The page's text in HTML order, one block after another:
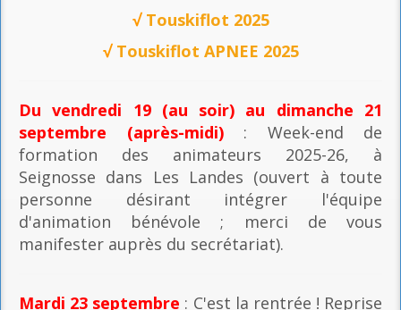
√ Touskiflot 2025
√ Touskiflot APNEE 2025
Du vendredi 19 (au soir) au dimanche 21
septembre (après-midi): Week-end de
formation des animateurs 2025-26, à
Seignosse dans Les Landes (ouvert à toute
personne désirant intégrer l'équipe
d'animation bénévole ; merci de vous
manifester auprès du secrétariat).
Mardi 23 septembre : C'est la rentrée ! Reprise